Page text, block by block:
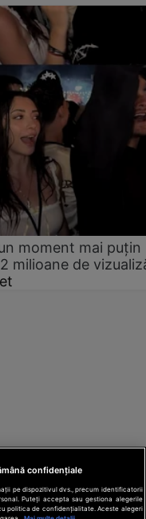
moment mai puțin
milioane de
confidențiale
pe dispozitivul dvs., precum identificatorii
Puteți accepta sau gestiona alegerile
politica de confidențialitate. Aceste alegeri